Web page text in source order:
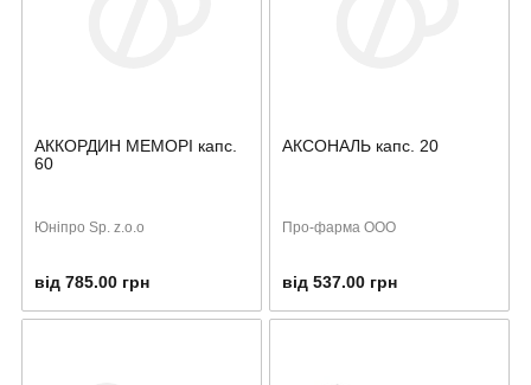
АККОРДИН МЕМОРІ капс.
60
Юніпро Sp. z.o.o
від 785.00 грн
АКСОНАЛЬ капс. 20
Про-фарма ООО
від 537.00 грн